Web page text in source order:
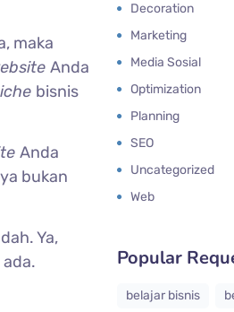
maka
Anda
bisnis
Anda
bukan
Ya,
Decoration
Marketing
Media Sosial
Optimization
Planning
SEO
Uncategorized
Web
Popular
belajar bisnis